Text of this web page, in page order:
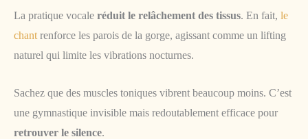
La pratique vocale réduit le relâchement des tissus. En fait, le
chant renforce les parois de la gorge, agissant comme un lifting
naturel qui limite les vibrations nocturnes.
Sachez que des muscles toniques vibrent beaucoup moins. C’est
une gymnastique invisible mais redoutablement efficace pour
retrouver le silence.